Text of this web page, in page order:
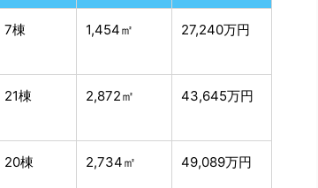
7棟 1,454㎡ 27,240万円
21棟 2,872㎡ 43,645万円
20棟 2,734㎡ 49,089万円